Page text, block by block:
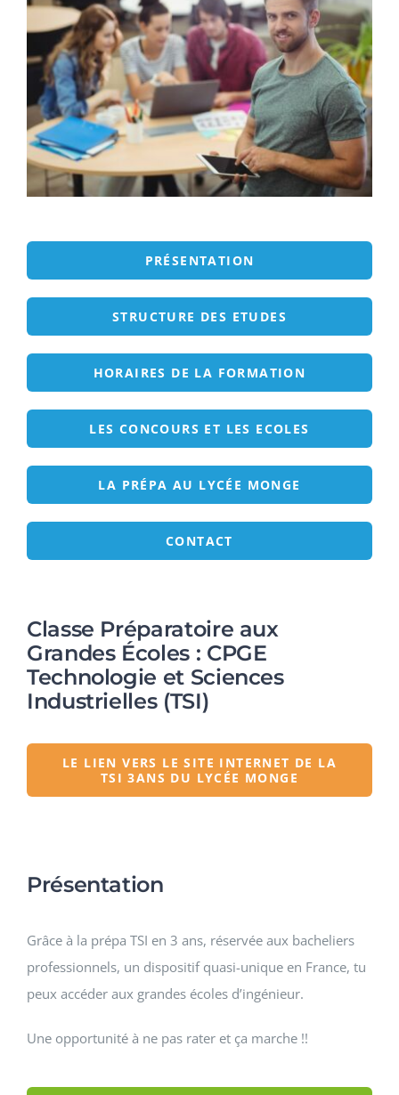
ECOLE / ENTREPRISE
VIE PRATIQUE
PRÉSENTATION
STRUCTURE DES ETUDES
HORAIRES DE LA FORMATION
LES CONCOURS ET LES ECOLES
LA PRÉPA AU LYCÉE MONGE
CONTACT
Classe Préparatoire aux
Grandes Écoles : CPGE
Technologie et Sciences
Industrielles (TSI)
LE LIEN VERS LE SITE INTERNET DE LA
TSI 3ANS DU LYCÉE MONGE
Présentation
Grâce à la prépa TSI en 3 ans, réservée aux bacheliers
professionnels, un dispositif quasi-unique en France, tu
peux accéder aux grandes écoles d’ingénieur.
Une opportunité à ne pas rater et ça marche !!